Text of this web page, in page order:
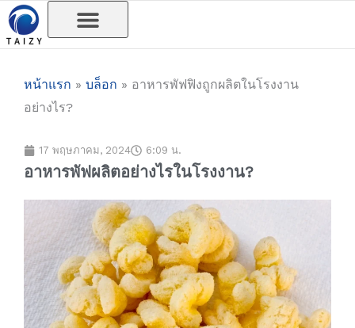
Skip
to
หน้าแรก » บล็อก » อาหารพัฟฟิงถูกผลิตในโรงงาน
อย่างไร?
17 พฤษภาคม, 2024 6:09 น.
อาหารพัฟผลิตอย่างไรในโรงงาน?